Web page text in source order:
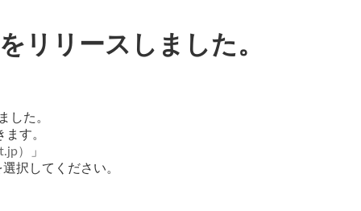
リリースしました。
した。
す。
）
」
択してください。